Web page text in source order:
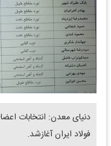
دنیای معدن: انتخابات
فولاد ایران آغازشد.